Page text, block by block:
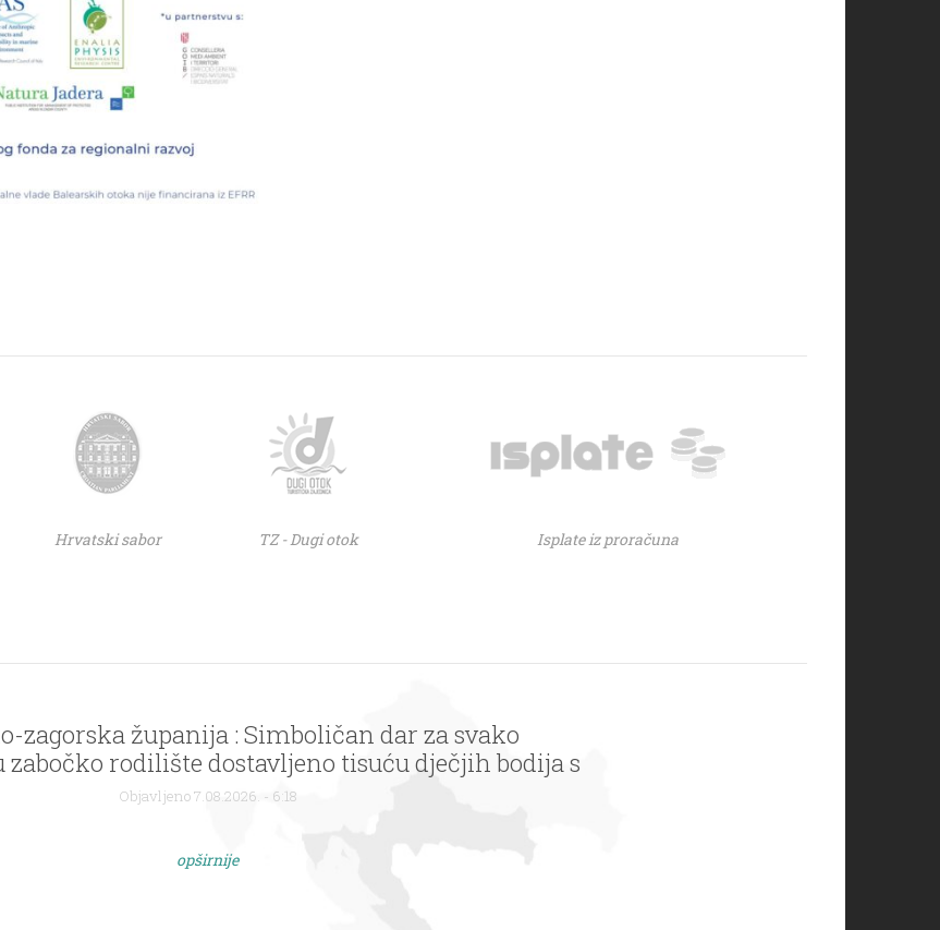
Hrvatski sabor TZ - Dugi otok Isplate iz proračuna
Samobor : Izrada uspornika prometa
Objavljeno 7.08.2026. - 6:18
opširnije